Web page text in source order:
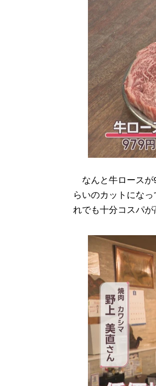
なんと牛ロースが
らいのカットにな
れでも十分コスパが